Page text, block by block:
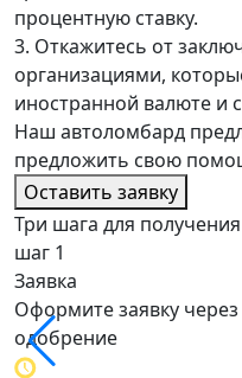
процентную ставку.
3. Откажитесь от
организациями,
иностранной валюте и
Наш автоломбард
предложить свою
Оставить заявку
Три шага для
шаг 1
Заявка
Оформите заявку
одобрение